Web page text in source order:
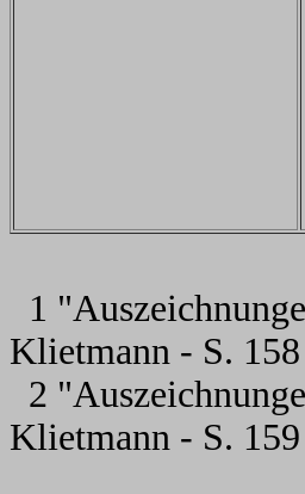
1
Klietmann - S.
2
Klietmann - S. 159